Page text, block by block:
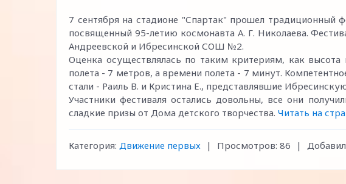
7 сентября на стадионе "Спартак" прошел традиционный
посвященный 95-летию космонавта А. Г. Николаева.
Андреевской и Ибресинской СОШ №2.
Оценка осуществлялась по таким критериям, как
полета - 7 метров, а времени полета - 7 минут.
стали - Раиль В. и Кристина Е., представлявшие
Участники фестиваля остались довольны, все они
сладкие призы от Дома детского творчества. Читать на
Категория: Движение первых | Просмотров: 86 |